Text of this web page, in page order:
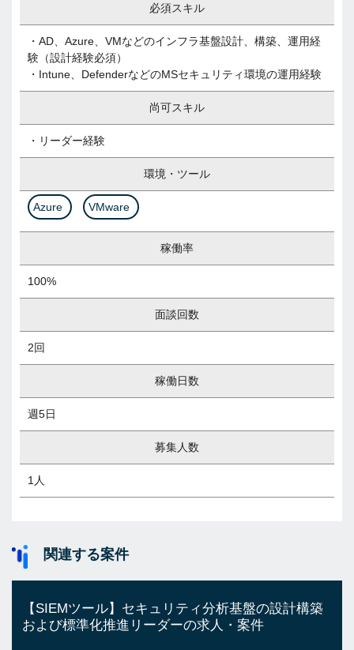
必須スキル
・AD、Azure、VMなどのインフラ基盤設計、構築、運用経
験（設計経験必須）
・Intune、DefenderなどのMSセキュリティ環境の運用経験
尚可スキル
・リーダー経験
環境・ツール
Azure VMware
稼働率
100%
面談回数
2回
稼働日数
週5日
募集人数
1人
関連する案件
【SIEMツール】セキュリティ分析基盤の設計構築
および標準化推進リーダーの求人・案件